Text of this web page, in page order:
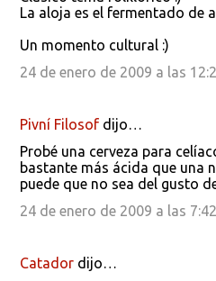
La aloja es el fermentado de
Un momento cultural :)
24 de enero de 2009 a las
Pivní Filosofdijo…
Probé una cerveza para
bastante más ácida que una
puede que no sea del gusto
24 de enero de 2009 a las
Catadordijo…